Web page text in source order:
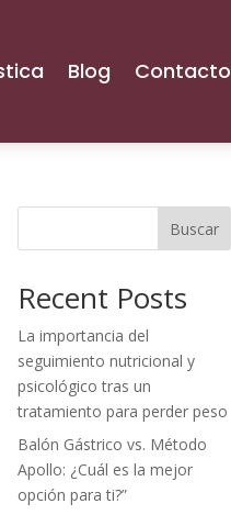
Blog Contacto
Buscar
Recent Posts
La importancia del
seguimiento nutricional y
psicológico tras un
tratamiento para perder peso
Balón Gástrico vs. Método
Apollo: ¿Cuál es la mejor
opción para ti?”